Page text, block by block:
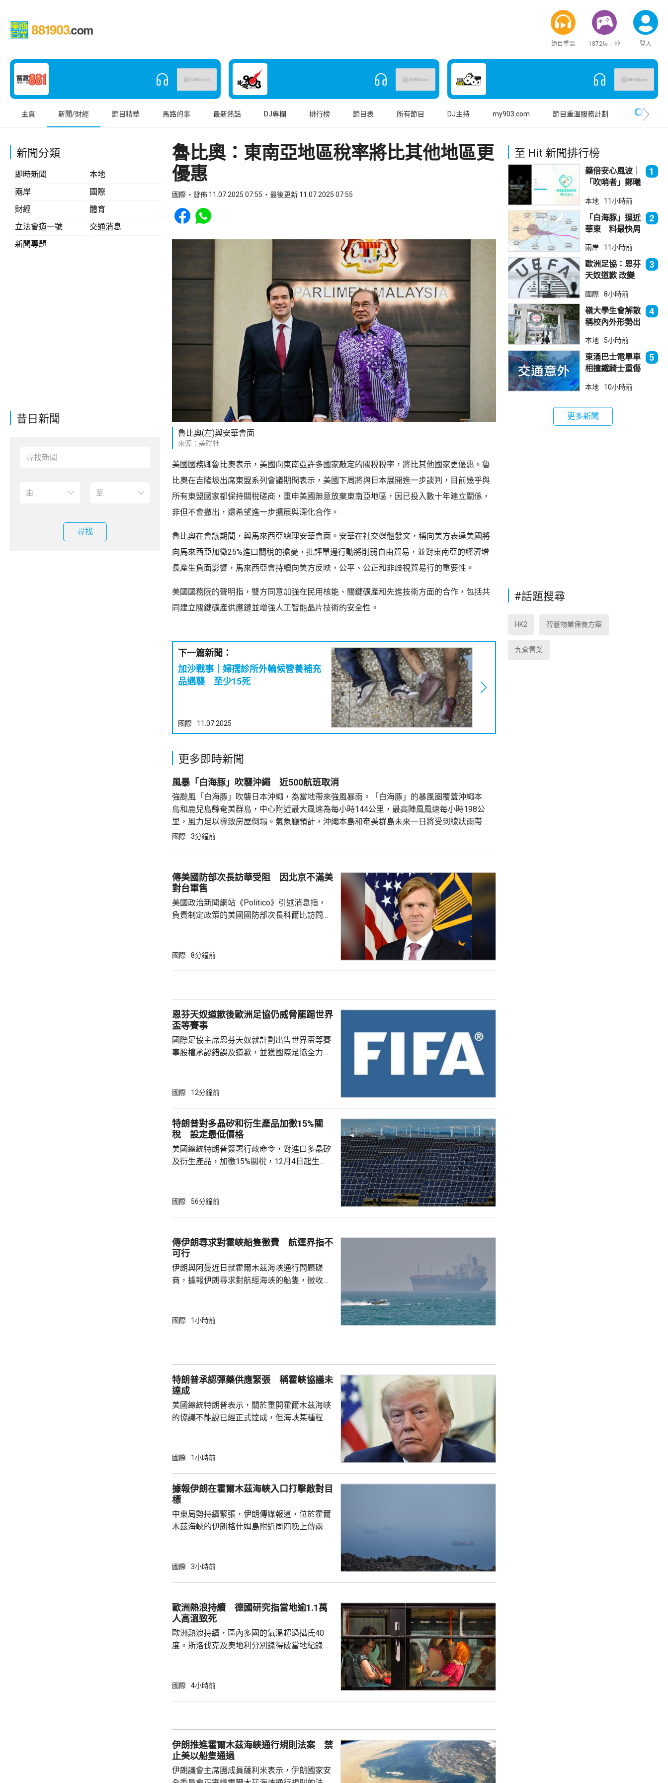
節目重溫 1872玩一陣 登入
主頁 新聞/財經 節目精華 馬路的事 最新熱話 DJ專欄 排行榜 節目表 所有節目 DJ主持 my903.com 節目重溫服務計劃
新聞分類
即時新聞
本地
兩岸
國際
財經
體育
立法會道一號
交通消息
新聞專題
昔日新聞
尋找
魯比奧：東南亞地區稅率將比其他地區更
優惠
國際 發佈 11.07.2025 07:55 最後更新 11.07.2025 07:55
Share to Facebook
Share to WhatsApp
魯比奧(左)與安華會面
來源：美聯社
美國國務卿魯比奧表示，美國向東南亞許多國家敲定的關稅稅率，將比其他國家更優惠。魯
比奧在吉隆坡出席東盟系列會議期間表示，美國下周將與日本展開進一步談判，目前幾乎與
所有東盟國家都保持關稅磋商，重申美國無意放棄東南亞地區，因已投入數十年建立關係，
非但不會撤出，還希望進一步擴展與深化合作。
魯比奧在會議期間，與馬來西亞總理安華會面。安華在社交媒體發文，稱向美方表達美國將
向馬來西亞加徵25%進口關稅的擔憂，批評單邊行動將削弱自由貿易，並對東南亞的經濟增
長產生負面影響，馬來西亞會持續向美方反映，公平、公正和非歧視貿易行的重要性。
美國國務院的聲明指，雙方同意加強在民用核能、關鍵礦產和先進技術方面的合作，包括共
同建立關鍵礦產供應鏈並增強人工智能晶片技術的安全性。
下一篇新聞：
加沙戰事｜婦孺診所外輪候營養補充
品遇襲 至少15死
國際 11.07.2025
更多即時新聞
風暴「白海豚」吹襲沖繩 近500航班取消
強颱風「白海豚」吹襲日本沖繩，為當地帶來強風暴雨。「白海豚」的暴風圈覆蓋沖繩本
島和鹿兒島縣奄美群島，中心附近最大風速為每小時144公里，最高陣風風速每小時198公
里，風力足以導致房屋倒塌。氣象廳預計，沖繩本島和奄美群島未來一日將受到線狀雨帶
影響，24小時降雨量可能達到200毫米，呼籲當地居民提防強風和河流氾濫等。 受風暴影
國際 3分鐘前
傳美國防部次長訪華受阻 因北京不滿美
對台軍售
美國政治新聞網站《Politico》引述消息指，
負責制定政策的美國國防部次長科爾比訪問中
售案。 報道指，科爾比認為美中關係過去一年
爭取中方的訪問邀請，並在中國國防大學發表
演講，要求國防部官員與北...
國際 8分鐘前
恩芬天奴道歉後歐洲足協仍威脅罷踢世界
盃等賽事
國際足協主席恩芬天奴就計劃出售世界盃等賽
事股權承認錯誤及道歉，並獲國際足協全力支
確條件，第一是撤回出售賽事股權的提議，第
芬天奴擔任國際足協主席失去信心。國際職業
足球員協會則指責恩芬天奴嚴重濫用職權。
國際 12分鐘前
特朗普對多晶矽和衍生產品加徵15%關
稅 設定最低價格
美國總統特朗普簽署行政命令，對進口多晶矽
及衍生產品，加徵15%關稅，12月4日起生
斤100美元；太陽能電池每瓦22美仙；太陽能
矽、晶圓或太陽能電池等生產設施，並在2029
年1月20日前開工，可申請部分進口設備和相
關產品免繳新關稅。
國際 56分鐘前
傳伊朗尋求對霍峽船隻徵費 航運界指不
可行
伊朗與阿曼近日就霍爾木茲海峽通行問題磋
商，據報伊朗尋求對航經海峽的船隻，徵收相
已制裁伊朗負責管理霍爾木茲海峽的「波斯灣
結。 業界人士指，另一個複雜因素是，英國保
險機構「勞合社」上月底為戰爭保險承保人...
國際 1小時前
特朗普承認彈藥供應緊張 稱霍峽協議未
達成
美國總統特朗普表示，關於重開霍爾木茲海峽
的協議不能說已經正式達成，但海峽某種程度
在白宮見記者時，承認美軍部分彈藥供應比較
建造更多工廠，生產愛國者和戰斧導彈等。 日
前有報道指，特朗普上星期曾與防長赫格塞
思，就美軍彈藥庫存問題爭執。特朗普...
國際 1小時前
據報伊朗在霍爾木茲海峽入口打擊敵對目
標
中東局勢持續緊張，伊朗傳媒報道，位於霍爾
木茲海峽的伊朗格什姆島附近周四晚上傳兩次
稍後會公布行動成果。
國際 3小時前
歐洲熱浪持續 德國研究指當地逾1.1萬
人高溫致死
歐洲熱浪持續，區內多國的氣溫超過攝氏40
度。斯洛伐克及奧地利分別錄得破當地紀錄的
死，打破2016年以來當地的相關死亡人數紀
國際 4小時前
伊朗推進霍爾木茲海峽通行規則法案 禁
止美以船隻通過
伊朗議會主席團成員薩利米表示，伊朗國家安
至 Hit 新聞排行榜
藥倍安心風波｜
「吹哨者」鄭曦
進行刑事調查
1
本地 11小時前
「白海豚」逼近
華東 料最快周
2
兩岸 11小時前
歐洲足協：恩芬
天奴道歉 改變
立場
3
國際 8小時前
嶺大學生會解散
稱校內外形勢出
4
本地 5小時前
東涌巴士電單車
相撞鐵騎士重傷
被捕
5
本地 10小時前
更多新聞
#話題搜尋
HK2 智慧物業保養方案
九倉置業